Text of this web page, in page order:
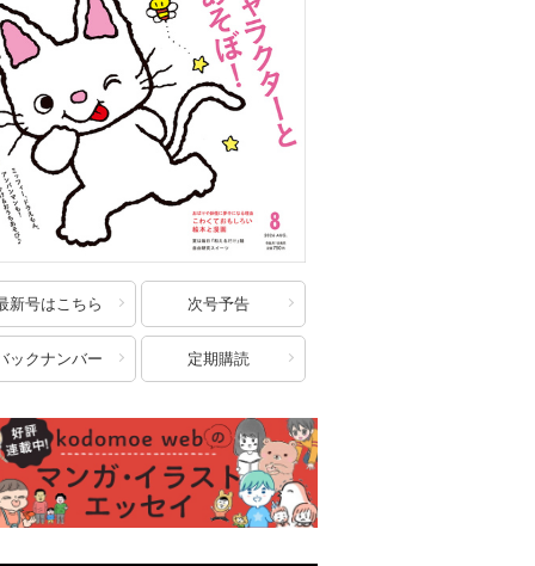
新号はこちら 次号予告
ックナンバー 定期購読